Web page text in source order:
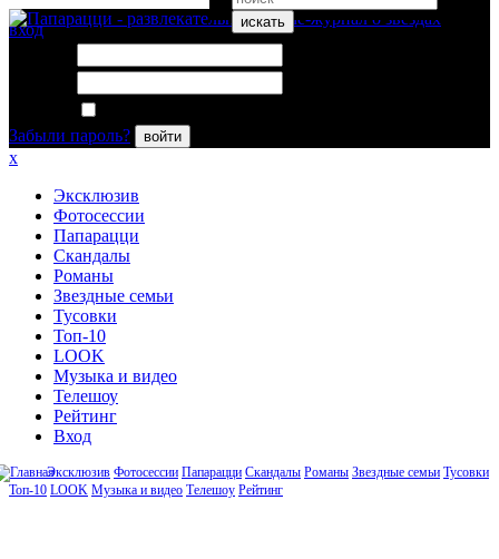
искать
вход
Забыли пароль?
войти
x
Эксклюзив
Фотосессии
Папарацци
Скандалы
Романы
Звездные семьи
Тусовки
Топ-10
LOOK
Музыка и видео
Телешоу
Рейтинг
Вход
Эксклюзив Фотосессии Папарацци Скандалы Романы Звездные семьи Тусовки
Топ-10 LOOK Музыка и видео Телешоу Рейтинг